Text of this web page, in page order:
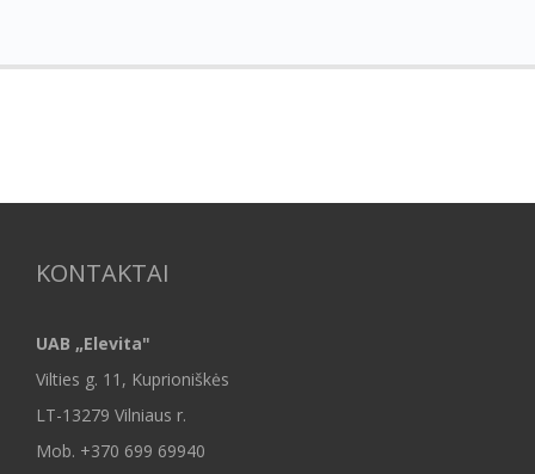
KONTAKTAI
UAB „Elevita"
Vilties g. 11, Kuprioniškės
LT-13279 Vilniaus r.
Mob. +370 699 69940